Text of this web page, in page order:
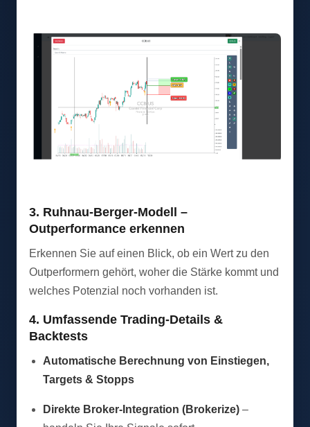
3. Ruhnau-Berger-Modell –
Outperformance erkennen
Erkennen Sie auf einen Blick, ob ein Wert zu den
Outperformern gehört, woher die Stärke kommt und
welches Potenzial noch vorhanden ist.
4. Umfassende Trading-Details &
Backtests
Automatische Berechnung von Einstiegen,
Targets & Stopps
Direkte Broker-Integration (Brokerize) –